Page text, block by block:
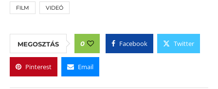
FILM VIDEÓ
MEGOSZTÁS 0 Facebook Twitter
Pinterest Email